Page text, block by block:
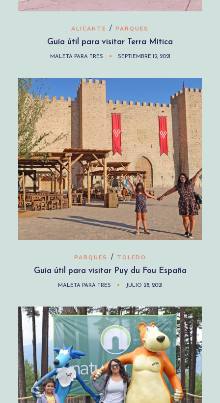
ALICANTE / PARQUES
Guía útil para visitar Terra Mítica
MALETA PARA TRES SEPTIEMBRE 12, 2021
PARQUES / TOLEDO
Guía útil para visitar Puy du Fou España
MALETA PARA TRES JULIO 28, 2021